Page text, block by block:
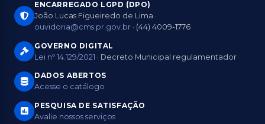
ENCARREGADO LGPD (DPO)
João Lucas Figueiredo de Lima ·
ouvidoria@cms.pr.gov.br · (44) 4009-1776
GOVERNO DIGITAL
Lei nº 14.129/2021 · Decreto Municipal regulamentador
DADOS ABERTOS
Acesse o catálogo
PESQUISA DE SATISFAÇÃO
Avalie nossos serviços